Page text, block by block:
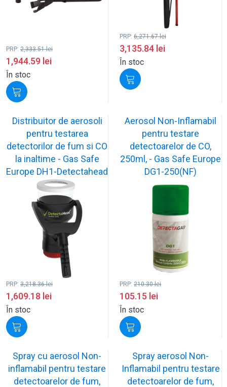
PRP: 2,333.51lei
1,944.59 lei
În stoc
PRP: 6,271.67lei
3,135.84 lei
În stoc
Distribuitor de aerosoli
pentru testarea
detectorilor de fum si CO
la inaltime - Gas Safe
Europe DH1-Detectahead
PRP: 3,218.36lei
1,609.18 lei
În stoc
Aerosol Non-Inflamabil
pentru testare
detectoarelor de CO,
250ml, - Gas Safe Europe
DG1-250(NF)
PRP: 210.30lei
105.15 lei
În stoc
Spray cu aerosol Non-
inflamabil pentru testare
detectoarelor de fum,
Spray aerosol Non-
Inflamabil pentru testare
detectoarelor de fum,